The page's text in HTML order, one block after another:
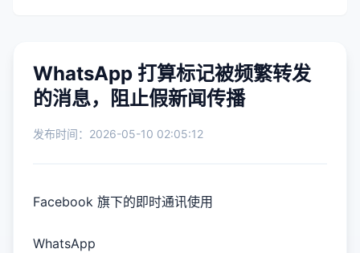
WhatsApp 打算标记被频繁转发
的消息，阻止假新闻传播
发布时间：2026-05-10 02:05:12
Facebook 旗下的即时通讯使用
WhatsApp